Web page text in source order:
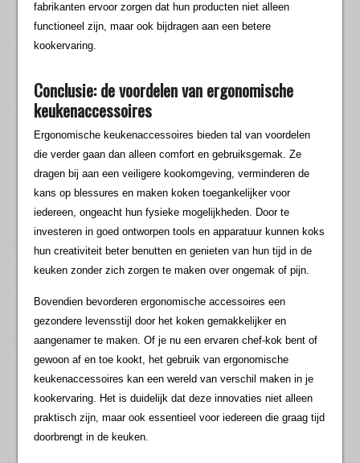
fabrikanten ervoor zorgen dat hun producten niet alleen
functioneel zijn, maar ook bijdragen aan een betere
kookervaring.
Conclusie: de voordelen van ergonomische
keukenaccessoires
Ergonomische keukenaccessoires bieden tal van voordelen
die verder gaan dan alleen comfort en gebruiksgemak. Ze
dragen bij aan een veiligere kookomgeving, verminderen de
kans op blessures en maken koken toegankelijker voor
iedereen, ongeacht hun fysieke mogelijkheden. Door te
investeren in goed ontworpen tools en apparatuur kunnen koks
hun creativiteit beter benutten en genieten van hun tijd in de
keuken zonder zich zorgen te maken over ongemak of pijn.
Bovendien bevorderen ergonomische accessoires een
gezondere levensstijl door het koken gemakkelijker en
aangenamer te maken. Of je nu een ervaren chef-kok bent of
gewoon af en toe kookt, het gebruik van ergonomische
keukenaccessoires kan een wereld van verschil maken in je
kookervaring. Het is duidelijk dat deze innovaties niet alleen
praktisch zijn, maar ook essentieel voor iedereen die graag tijd
doorbrengt in de keuken.